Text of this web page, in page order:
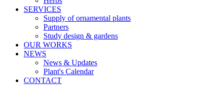
SERVICES
Supply of ornamental plants
Partners
Study design & gardens
OUR WORKS
NEWS
News & Updates
Plant's Calendar
CONTACT